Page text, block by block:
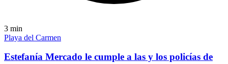
3 min
Playa del Carmen
Estefanía Mercado le cumple a las y los policías de